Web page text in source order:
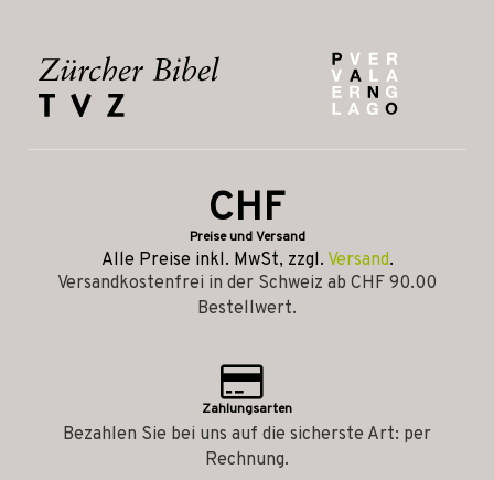
CHF
Preise und Versand
Alle Preise inkl. MwSt, zzgl. Versand.
Versandkostenfrei in der Schweiz ab CHF 90.00
Bestellwert.
Zahlungsarten
Bezahlen Sie bei uns auf die sicherste Art: per
Rechnung.